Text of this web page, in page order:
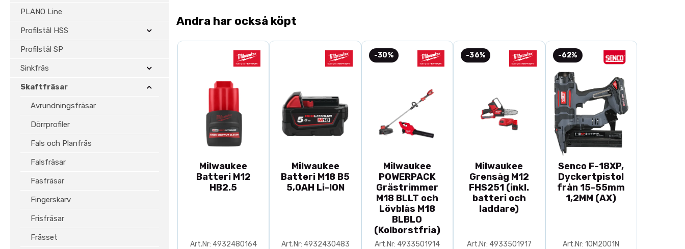
PLANO Line
Profilstål HSS
Profilstål SP
Sinkfräs
Skaftfräsar
Avrundningsfräsar
Dörrprofiler
Fals och Planfräs
Falsfräsar
Fasfräsar
Fingerskarv
Frisfräsar
Frässet
Andra har också köpt
Milwaukee
Batteri M12
HB2.5
Art.Nr: 4932480164
Milwaukee
Batteri M18 B5
5,0AH Li-ION
Art.Nr: 4932430483
-30%
Milwaukee
POWERPACK
Grästrimmer
M18 BLLT och
Lövblås M18
BLBLO
(Kolborstfria)
Art.Nr: 4933501914
-36%
Milwaukee
Grensåg M12
FHS251 (inkl.
batteri och
laddare)
Art.Nr: 4933501917
-62%
Senco F-18XP,
Dyckertpistol
från 15-55mm
1,2MM (AX)
Art.Nr: 10M2001N